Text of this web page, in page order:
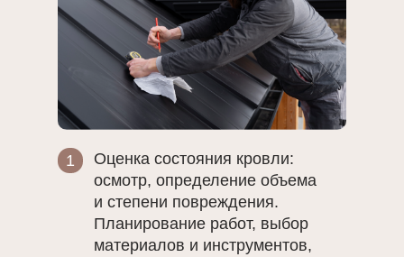
Оценка состояния кровли:
осмотр, определение объема
и степени повреждения.
Планирование работ, выбор
материалов и инструментов,
1